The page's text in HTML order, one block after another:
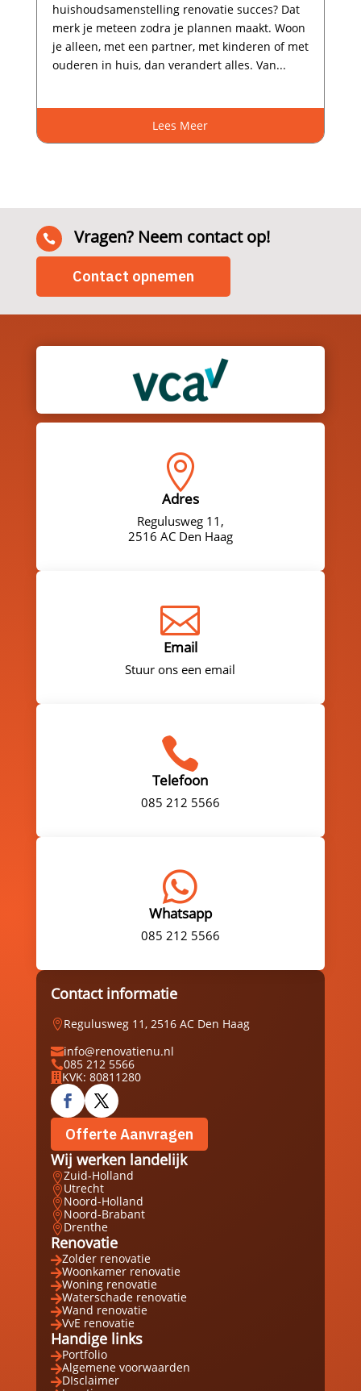
huishoudsamenstelling renovatie succes? Dat
merk je meteen zodra je plannen maakt.​ Woon
je alleen, met een partner, met kinderen of met
ouderen in huis, dan verandert alles.​ Van...
Lees Meer
 Vragen? Neem contact op!
Contact opnemen

Adres
Regulusweg 11,
2516 AC Den Haag

Email
Stuur ons een email

Telefoon
085 212 5566

Whatsapp
085 212 5566
Contact informatie
Regulusweg 11, 2516 AC Den Haag
info@renovatienu.nl
085 212 5566
 KVK: 80811280
Offerte Aanvragen
Wij werken landelijk
Zuid-Holland
Utrecht
Noord-Holland
Noord-Brabant
Drenthe
Renovatie
Zolder renovatie
Woonkamer renovatie
Woning renovatie
Waterschade renovatie
Wand renovatie
VvE renovatie
Handige links
Portfolio
Algemene voorwaarden
DIsclaimer